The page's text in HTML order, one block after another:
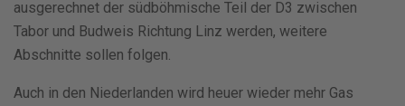
ausgerechnet der südböhmische Teil der D3 zwischen
Tabor und Budweis Richtung Linz werden, weitere
Abschnitte sollen folgen.
Auch in den Niederlanden wird heuer wieder mehr Gas